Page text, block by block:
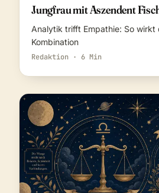
Jungfrau mit Aszendent
Analytik trifft Empathie: So
Kombination
Redaktion · 6 Min